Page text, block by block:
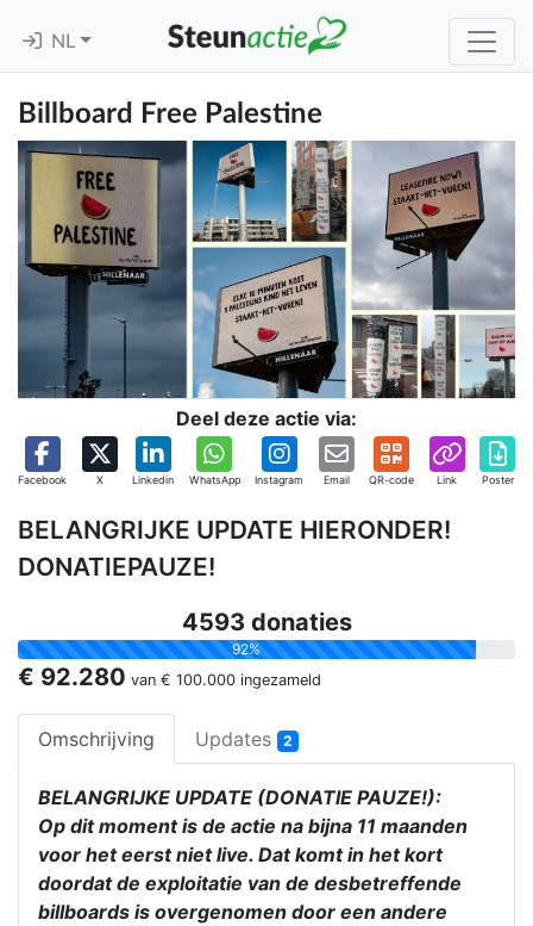
NL
Billboard Free Palestine
Deel deze actie via:
Facebook X Linkedin WhatsApp Instagram Email QR-code Link Poster
BELANGRIJKE UPDATE HIERONDER!
DONATIEPAUZE!
4593 donaties
92%
€ 92.280 van € 100.000 ingezameld
Omschrijving Updates 2
BELANGRIJKE UPDATE (DONATIE PAUZE!):
Op dit moment is de actie na bijna 11 maanden
voor het eerst niet live. Dat komt in het kort
doordat de exploitatie van de desbetreffende
billboards is overgenomen door een andere